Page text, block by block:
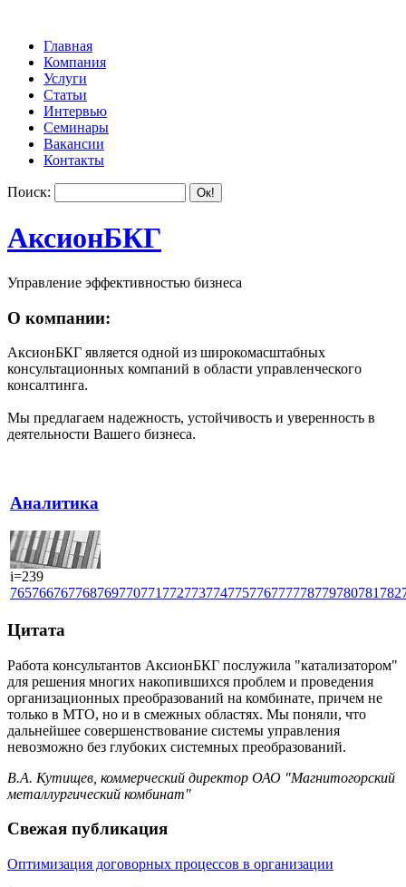
Главная
Компания
Услуги
Статьи
Интервью
Семинары
Вакансии
Контакты
Поиск:
АксионБКГ
Управление эффективностью бизнеса
О компании:
АксионБКГ является одной из широкомасштабных
консультационных компаний в области управленческого
консалтинга.
Мы предлагаем надежность, устойчивость и уверенность в
деятельности Вашего бизнеса.
Аналитика
i=239
765766767768769770771 772773774775776777778779780781 782
Цитата
Работа консультантов АксионБКГ послужила "катализатором"
для решения многих накопившихся проблем и проведения
организационных преобразований на комбинате, причем не
только в МТО, но и в смежных областях. Мы поняли, что
дальнейшее совершенствование системы управления
невозможно без глубоких системных преобразований.
В.А. Кутищев, коммерческий директор ОАО "Магнитогорский
металлургический комбинат"
Свежая публикация
Оптимизация договорных процессов в организации